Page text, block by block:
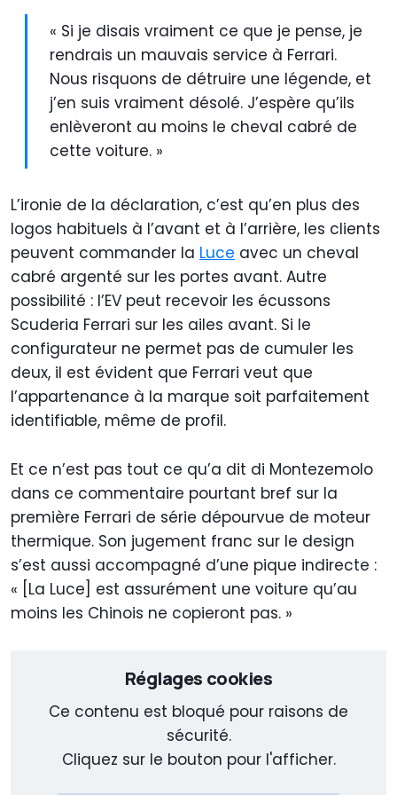
« Si je disais vraiment ce que je pense, je
rendrais un mauvais service à Ferrari.
Nous risquons de détruire une légende, et
j’en suis vraiment désolé. J’espère qu’ils
enlèveront au moins le cheval cabré de
cette voiture. »
L’ironie de la déclaration, c’est qu’en plus des
logos habituels à l’avant et à l’arrière, les clients
peuvent commander la Luce avec un cheval
cabré argenté sur les portes avant. Autre
possibilité : l’EV peut recevoir les écussons
Scuderia Ferrari sur les ailes avant. Si le
configurateur ne permet pas de cumuler les
deux, il est évident que Ferrari veut que
l’appartenance à la marque soit parfaitement
identifiable, même de profil.
Et ce n’est pas tout ce qu’a dit di Montezemolo
dans ce commentaire pourtant bref sur la
première Ferrari de série dépourvue de moteur
thermique. Son jugement franc sur le design
s’est aussi accompagné d’une pique indirecte :
« [La Luce] est assurément une voiture qu’au
moins les Chinois ne copieront pas. »
Réglages cookies
Ce contenu est bloqué pour raisons de
sécurité.
Cliquez sur le bouton pour l'afficher.